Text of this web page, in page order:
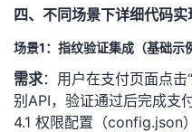
四、不同场景下详细代码实
场景1：指纹验证集成（基础示
​需求​：用户在支付页面点
别API，验证通过后完成支
4.1 权限配置（config.json）